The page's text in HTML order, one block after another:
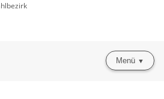
Menü